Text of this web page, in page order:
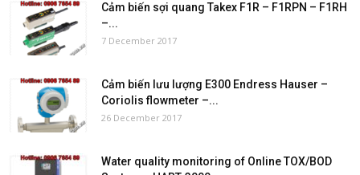
Cảm biến sợi quang Takex F1R – F1RPN – F1RH
–...
7 December 2017
Cảm biến lưu lượng E300 Endress Hauser –
Coriolis flowmeter –...
26 December 2017
Water quality monitoring of Online TOX/BOD